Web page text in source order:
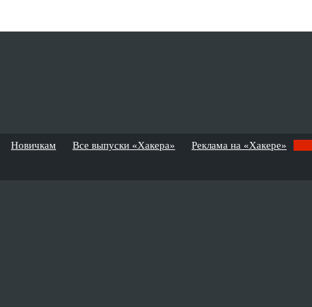
Новичкам Все выпуски «Хакера» Реклама на «Хакере»